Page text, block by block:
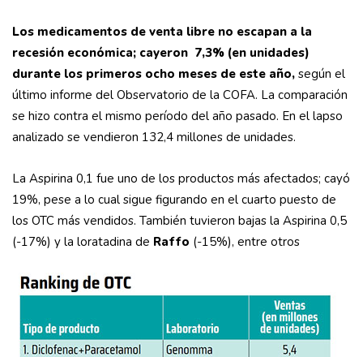
Los medicamentos de venta libre no escapan a la
recesión económica; cayeron 7,3% (en unidades)
durante los primeros ocho meses de este año, según el
último informe del Observatorio de la COFA. La comparación
se hizo contra el mismo período del año pasado. En el lapso
analizado se vendieron 132,4 millones de unidades.
La Aspirina 0,1 fue uno de los productos más afectados; cayó
19%, pese a lo cual sigue figurando en el cuarto puesto de
los OTC más vendidos. También tuvieron bajas la Aspirina 0,5
(-17%) y la loratadina de Raffo (-15%), entre otros